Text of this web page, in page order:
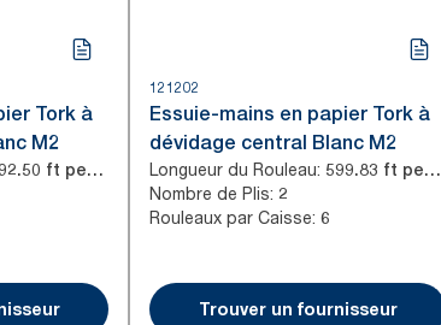
Tork à
M2
492.50 ft per roll
121202
Essuie-mains en papier Tork à
dévidage central Blanc M2
Longueur du Rouleau: 599.83 ft per roll
Nombre de Plis: 2
Rouleaux par Caisse: 6
Trouver un fournisseur